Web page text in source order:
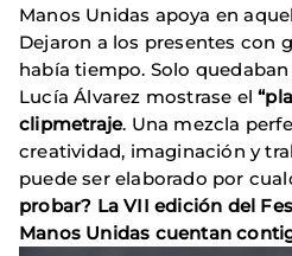
Manos Unidas apoya en
Dejaron a los presentes con
había tiempo. Solo
Lucía Álvarez mostrase el
clipmetraje. Una mezcla
creatividad, imaginación y
puede ser elaborado por
probar? La VII edición del
Manos Unidas cuentan